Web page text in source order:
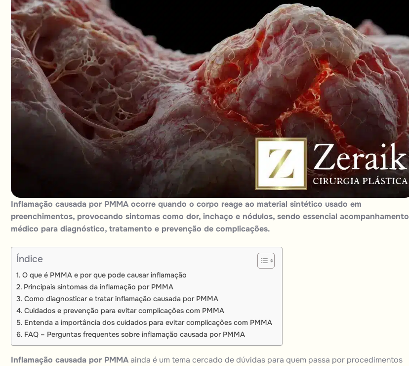
Inflamação causada por PMMA ocorre quando o corpo reage ao material sintético usado em
preenchimentos, provocando sintomas como dor, inchaço e nódulos, sendo essencial acompanhamento
médico para diagnóstico, tratamento e prevenção de complicações.
Índice
O que é PMMA e por que pode causar inflamação
Principais sintomas da inflamação por PMMA
Como diagnosticar e tratar inflamação causada por PMMA
Cuidados e prevenção para evitar complicações com PMMA
Entenda a importância dos cuidados para evitar complicações com PMMA
FAQ – Perguntas frequentes sobre inflamação causada por PMMA
Inflamação causada por PMMAainda é um tema cercado de dúvidas para quem passa por procedimentos